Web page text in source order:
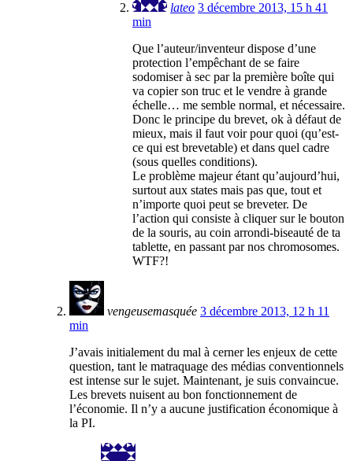
lateo 3 décembre 2013, 15 h 41
min
Que l’auteur/inventeur dispose d’une
protection l’empêchant de se faire
sodomiser à sec par la première boîte qui
va copier son truc et le vendre à grande
échelle… me semble normal, et nécessaire.
Donc le principe du brevet, ok à défaut de
mieux, mais il faut voir pour quoi (qu’est-
ce qui est brevetable) et dans quel cadre
(sous quelles conditions).
Le problème majeur étant qu’aujourd’hui,
surtout aux states mais pas que, tout et
n’importe quoi peut se breveter. De
l’action qui consiste à cliquer sur le bouton
de la souris, au coin arrondi-biseauté de ta
tablette, en passant par nos chromosomes.
WTF?!
vengeusemasquée 3 décembre 2013, 12 h 11
min
J’avais initialement du mal à cerner les enjeux de cette
question, tant le matraquage des médias conventionnels
est intense sur le sujet. Maintenant, je suis convaincue.
Les brevets nuisent au bon fonctionnement de
l’économie. Il n’y a aucune justification économique à
la PI.